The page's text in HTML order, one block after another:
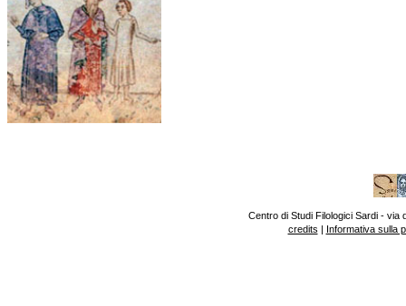
Centro di Studi Filologici Sardi - via
credits | Informativa sulla